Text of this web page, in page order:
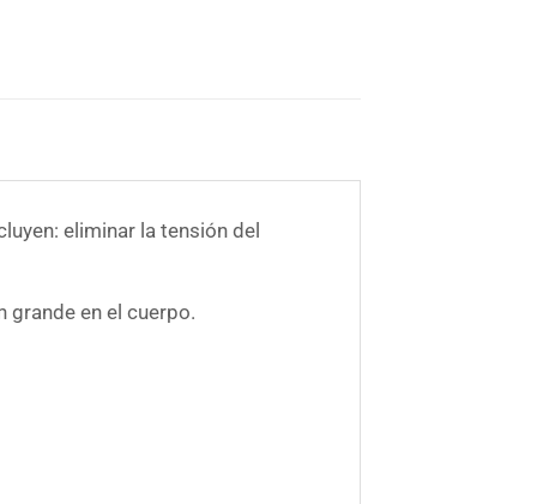
eliminar la tensión del
grande en el cuerpo.